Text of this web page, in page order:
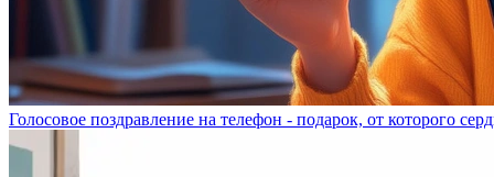
Голосовое поздравление на телефон - подарок, от которого